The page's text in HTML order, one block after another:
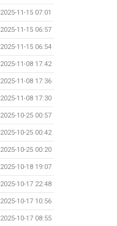
2025-11-15 07:01
2025-11-15 06:57
2025-11-15 06:54
2025-11-08 17:42
2025-11-08 17:36
2025-11-08 17:30
2025-10-25 00:57
2025-10-25 00:42
2025-10-25 00:20
2025-10-18 19:07
2025-10-17 22:48
2025-10-17 10:56
2025-10-17 08:55